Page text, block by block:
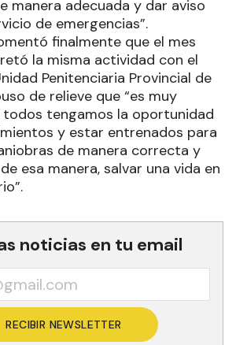
manera adecuada y dar aviso
de emergencias”.
finalmente que el mes
la misma actividad con el
Penitenciaria Provincial de
de relieve que “es muy
tengamos la oportunidad
y estar entrenados para
de manera correcta y
esa manera, salvar una vida en
noticias en tu email
RECIBIR NEWSLETTER